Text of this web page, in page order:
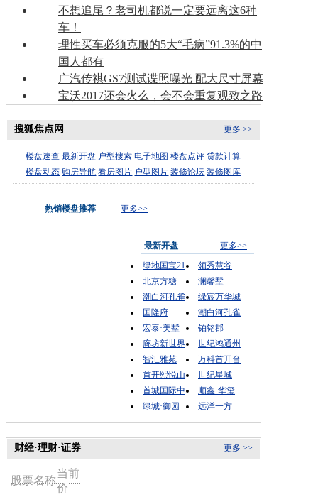
不想追尾？老司机都说一定要远离这6种
车！
理性买车必须克服的5大“毛病”91.3%的中
国人都有
广汽传祺GS7测试谍照曝光 配大尺寸屏幕
宝沃2017还会火么，会不会重复观致之路
更多 >>
搜狐焦点网
楼盘速查 最新开盘 户型搜索 电子地图 楼盘点评 贷款计算
楼盘动态 购房导航 看房图片 户型图片 装修论坛 装修图库
热销楼盘推荐 更多>>
最新开盘
更多>>
绿地国宝21
领秀慧谷
北京方糖
澜馨墅
潮白河孔雀
绿宸万华城
国隆府
潮白河孔雀
宏泰·美墅
铂铭郡
廊坊新世界
世纪鸿通州
智汇雅苑
万科首开台
首开熙悦山
世纪星城
首城国际中
顺鑫·华玺
绿城·御园
远洋一方
更多 >>
财经·理财·证券
股票名称
当前
价